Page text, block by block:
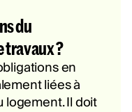
du
travaux ?
en
liées à
logement. Il doit